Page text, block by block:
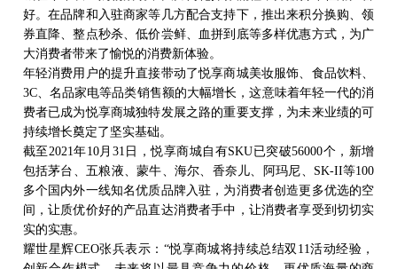
好。在品牌和入驻商家等几方配合支持下，推出来积分换购、领
券直降、整点秒杀、低价尝鲜、血拼到底等多样优惠方式，为广
大消费者带来了愉悦的消费新体验。
年轻消费用户的提升直接带动了悦享商城美妆服饰、食品饮料、
3C、名品家电等品类销售额的大幅增长，这意味着年轻一代的消
费者已成为悦享商城独特发展之路的重要支撑，为未来业绩的可
持续增长奠定了坚实基础。
截至 2021年10月31日，悦享商城自有SKU已突破56000个，新增
包括茅台、五粮液、蒙牛、海尔、香奈儿、阿玛尼、SK-II等100
多个国内外一线知名优质品牌入驻，为消费者创造更多优选的空
间，让质优价好的产品直达消费者手中，让消费者享受到切切实
实的实惠。
耀世星辉CEO张兵表示：“悦享商城将持续总结双11活动经验，